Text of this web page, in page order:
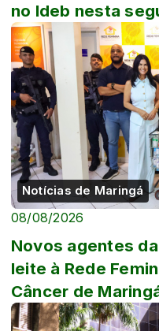
no Ideb nesta
Notícias de Maringá
08/08/2026
Novos agentes
leite à Rede
Câncer de